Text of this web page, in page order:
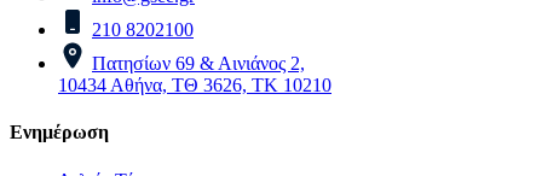
210 8202100
Πατησίων 69 & Αινιάνος 2,
10434 Αθήνα, ΤΘ 3626, ΤΚ 10210
Ενημέρωση